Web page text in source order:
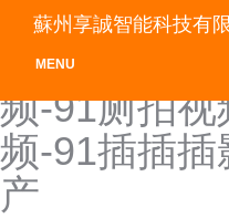
91操碰-91
草草视频-
频-91厕拍
频-91插插插
产
蘇州享誠智能科技有
MENU